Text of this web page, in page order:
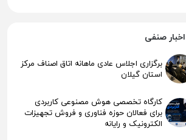
اخبار صنفی
برگزاری اجلاس عادی ماهانه اتاق اصناف مرکز
استان گیلان
کارگاه تخصصی هوش مصنوعی کاربردی
برای فعالان حوزه فناوری و فروش تجهیزات
الکترونیک و رایانه